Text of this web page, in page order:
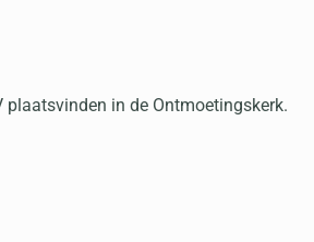
in de Ontmoetingskerk.